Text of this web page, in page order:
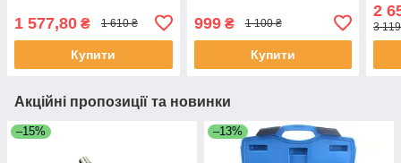
1 577,80 ₴ 1 610 ₴
Купити
999₴ 1 100 ₴
Купити
2
3
Акційні пропозиції та новинки
–15% –13%